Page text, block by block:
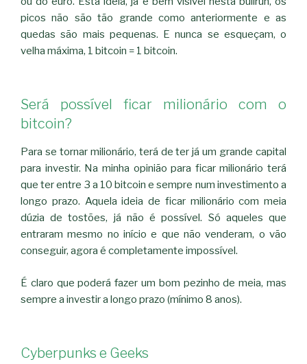
picos não são tão grande como anteriormente e as
quedas são mais pequenas. E nunca se esqueçam, o
velha máxima, 1 bitcoin = 1 bitcoin.
Será possível ficar milionário com o
bitcoin?
Para se tornar milionário, terá de ter já um grande capital
para investir. Na minha opinião para ficar milionário terá
que ter entre 3 a 10 bitcoin e sempre num investimento a
longo prazo. Aquela ideia de ficar milionário com meia
dúzia de tostões, já não é possível. Só aqueles que
entraram mesmo no início e que não venderam, o vão
conseguir, agora é completamente impossível.
É claro que poderá fazer um bom pezinho de meia, mas
sempre a investir a longo prazo (mínimo 8 anos).
Cyberpunks e Geeks